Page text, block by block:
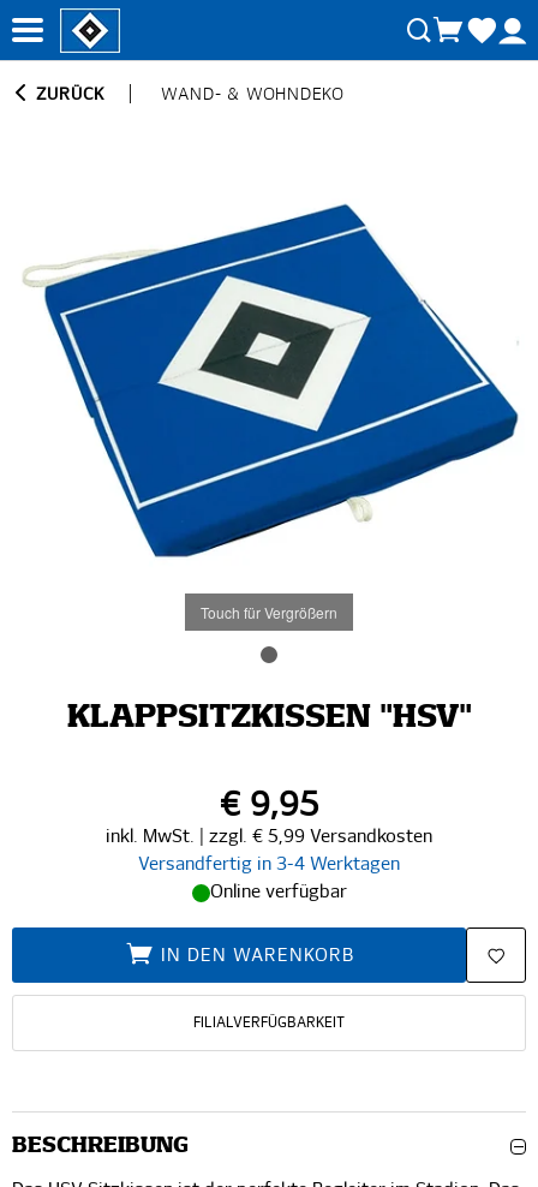
ZURÜCK WAND- & WOHNDEKO
Touch für Vergrößern
KLAPPSITZKISSEN "HSV"
€ 9,95
inkl. MwSt. | zzgl. € 5,99 Versandkosten
Versandfertig in 3-4 Werktagen
Online verfügbar
IN DEN WARENKORB
FILIALVERFÜGBARKEIT
BESCHREIBUNG